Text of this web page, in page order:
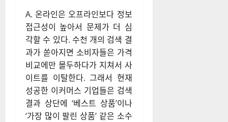
A. 온라인은 오프라인보다 정보
접근성이 높아서 문제가 더 심
각할 수 있다. 수천 개의 검색 결
과가 쏟아지면 소비자들은 가격
비교에만 몰두하다가 지쳐서 사
이트를 이탈한다. 그래서 현재
성공한 이커머스 기업들은 검색
결과 상단에 ‘베스트 상품’이나
‘가장 많이 팔린 상품’ 같은 소수